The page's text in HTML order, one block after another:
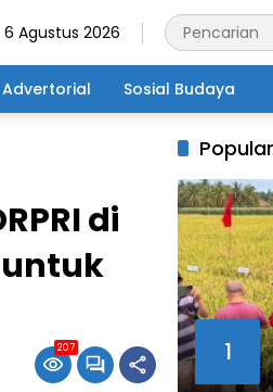
6 Agustus 2026
Advertorial Sosial Budaya
di
untuk
207 1